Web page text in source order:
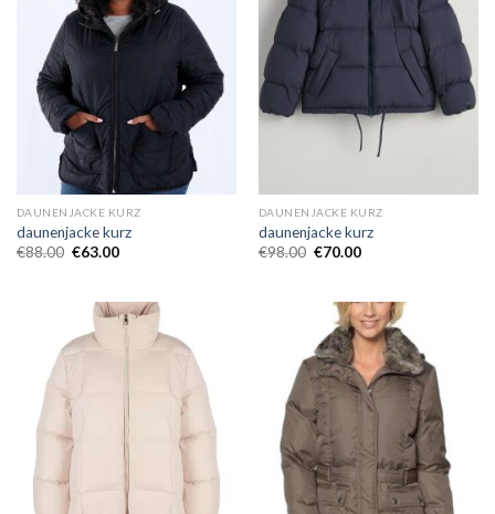
DAUNENJACKE KURZ
daunenjacke kurz
€88.00 €63.00
DAUNENJACKE KURZ
daunenjacke kurz
€98.00 €70.00